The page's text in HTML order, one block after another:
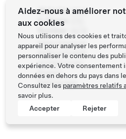
Website
& Phone
(604)
https://www.pa
rknfly.ca/Locati
on/Vancouver-
Airport-
Parking.aspx
Aidez-nous à améliorer
aux cookies
Nous utilisons des cookies et
appareil pour analyser les
personnaliser le contenu des
expérience. Votre consentement
données en dehors du pays dans
Consultez les paramètres relatifs
savoir plus.
Accepter
Rejeter